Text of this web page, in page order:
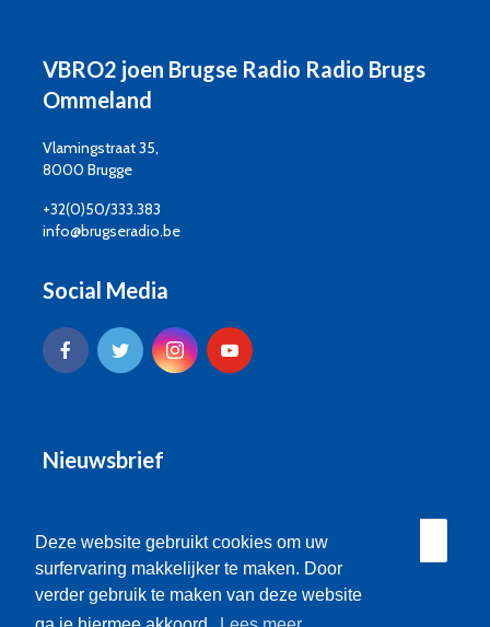
Deze website gebruikt cookies om uw
surfervaring makkelijker te maken. Door
verder gebruik te maken van deze website
VBRO2 joen Brugse Radio Radio Brugs
Ommeland
Vlamingstraat 35,
8000 Brugge
+32(0)50/333.383
info@brugseradio.be
Social Media
Nieuwsbrief